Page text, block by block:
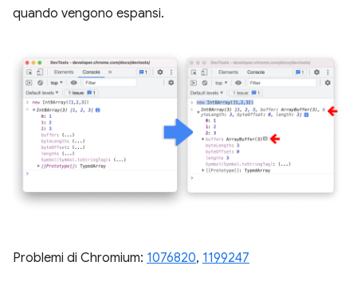
quando vengono espansi.
Problemi di Chromium: 1076820, ​​ 1199247